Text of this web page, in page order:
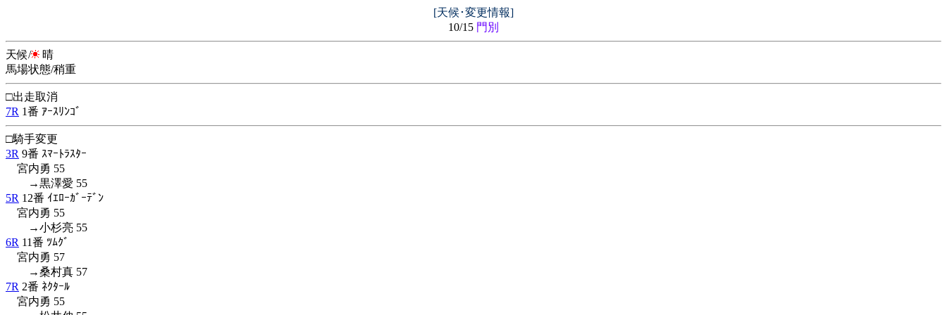
[天候･変更情報]
10/15 門別
天候/
晴
馬場状態/稍重
□出走取消
7R 1番 ｱｰｽﾘﾝｺﾞ
□騎手変更
3R 9番 ｽﾏｰﾄﾗｽﾀｰ
宮内勇 55
→黒澤愛 55
5R 12番 ｲｴﾛｰｶﾞｰﾃﾞﾝ
宮内勇 55
→小杉亮 55
6R 11番 ﾂﾑｸﾞ
宮内勇 57
→桑村真 57
7R 2番 ﾈｸﾀｰﾙ
宮内勇 55